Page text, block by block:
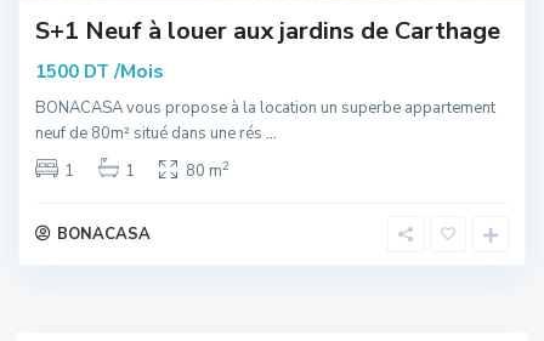
S+1 Neuf à louer aux jardins de Carthage
1500 DT /Mois
BONACASA vous propose à la location un superbe appartement
neuf de 80m² situé dans une rés ...
1
1 80 m2
BONACASA